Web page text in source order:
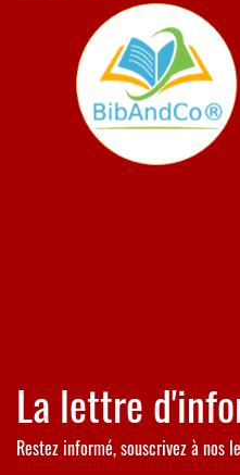
La lettre
Restez informé, souscrivez à nos